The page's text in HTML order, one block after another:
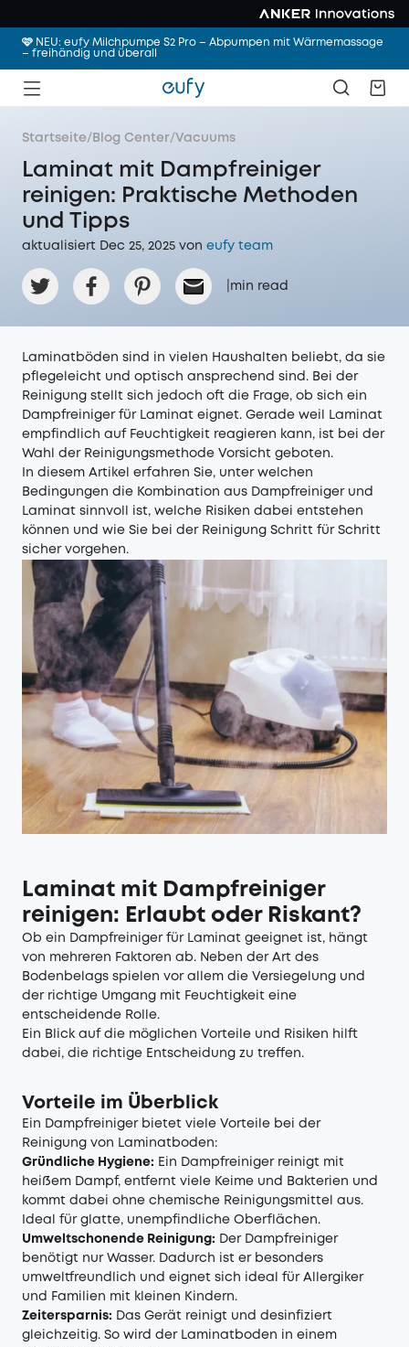
🩷 NEU: eufy Milchpumpe S2 Pro – Abpumpen mit Wärmemassage
– freihändig und überall
Startseite/ Blog Center/Vacuums
Laminat mit Dampfreiniger
reinigen: Praktische Methoden
und Tipps
aktualisiert Dec 25, 2025 von eufy team
min read
Laminatböden sind in vielen Haushalten beliebt, da sie
pflegeleicht und optisch ansprechend sind. Bei der
Reinigung stellt sich jedoch oft die Frage, ob sich ein
Dampfreiniger für Laminat eignet. Gerade weil Laminat
empfindlich auf Feuchtigkeit reagieren kann, ist bei der
Wahl der Reinigungsmethode Vorsicht geboten.
In diesem Artikel erfahren Sie, unter welchen
Bedingungen die Kombination aus Dampfreiniger und
Laminat sinnvoll ist, welche Risiken dabei entstehen
können und wie Sie bei der Reinigung Schritt für Schritt
sicher vorgehen.
Laminat mit Dampfreiniger
reinigen: Erlaubt oder Riskant?
Ob ein Dampfreiniger für Laminat geeignet ist, hängt
von mehreren Faktoren ab. Neben der Art des
Bodenbelags spielen vor allem die Versiegelung und
der richtige Umgang mit Feuchtigkeit eine
entscheidende Rolle.
Ein Blick auf die möglichen Vorteile und Risiken hilft
dabei, die richtige Entscheidung zu treffen.
Vorteile im Überblick
Ein Dampfreiniger bietet viele Vorteile bei der
Reinigung von Laminatboden:
Gründliche Hygiene: Ein Dampfreiniger reinigt mit
heißem Dampf, entfernt viele Keime und Bakterien und
kommt dabei ohne chemische Reinigungsmittel aus.
Ideal für glatte, unempfindliche Oberflächen.
Umweltschonende Reinigung: Der Dampfreiniger
benötigt nur Wasser. Dadurch ist er besonders
umweltfreundlich und eignet sich ideal für Allergiker
und Familien mit kleinen Kindern.
Zeitersparnis: Das Gerät reinigt und desinfiziert
gleichzeitig. So wird der Laminatboden in einem